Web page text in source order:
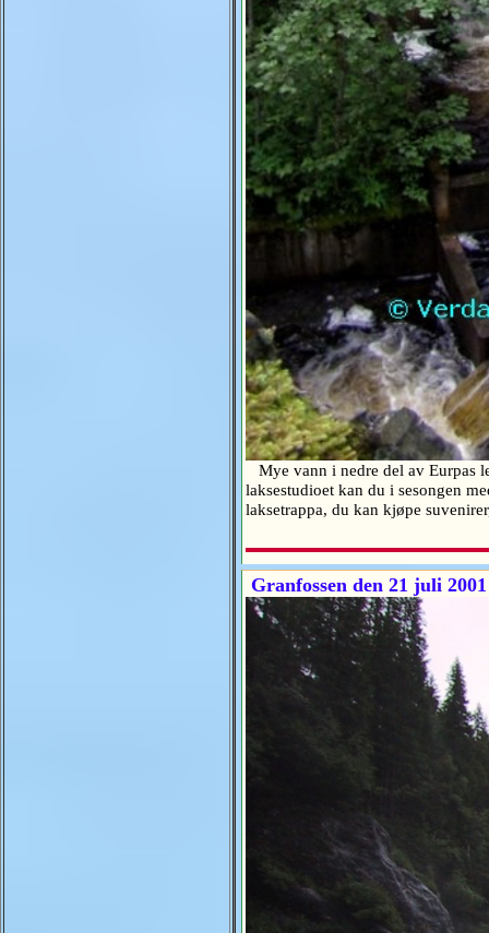
Mye vann i nedre del av Eurpas
laksestudioet kan du i sesongen
laksetrappa, du kan kjøpe
Granfossen den 21 juli 2001